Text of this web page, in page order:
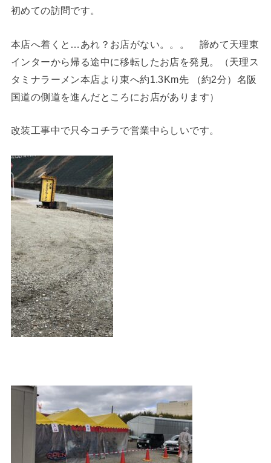
初めての訪問です。
本店へ着くと…あれ？お店がない。。。 諦めて天理東
インターから帰る途中に移転したお店を発見。（天理ス
タミナラーメン本店より東へ約1.3Km先 （約2分）名阪
国道の側道を進んだところにお店があります）
改装工事中で只今コチラで営業中らしいです。